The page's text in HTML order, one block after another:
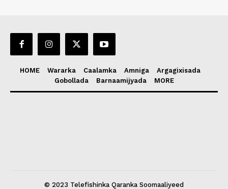
HOME Wararka Caalamka Amniga
Argagixisada
Gobollada
Barnaamijyada MORE
© 2023 Telefishinka Qaranka Soomaaliyeed